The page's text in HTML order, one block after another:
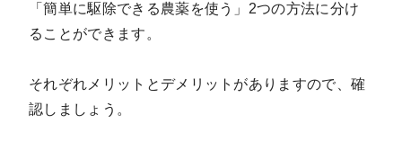
「簡単に駆除できる農薬を使う」2つの方法に分け
ることができます。
それぞれメリットとデメリットがありますので、確
認しましょう。